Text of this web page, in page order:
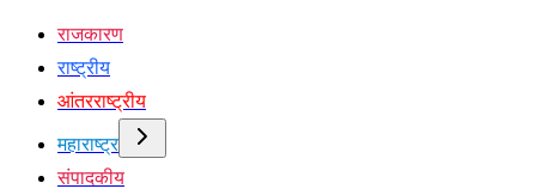
राजकारण
राष्ट्रीय
आंतरराष्ट्रीय
महाराष्ट्र
संपादकीय